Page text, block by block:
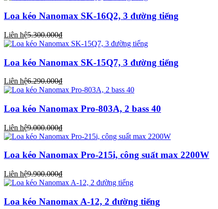
Loa kéo Nanomax SK-16Q2, 3 đường tiếng
Liên hệ5.300.000₫
Loa kéo Nanomax SK-15Q7, 3 đường tiếng
Liên hệ6.290.000₫
Loa kéo Nanomax Pro-803A, 2 bass 40
Liên hệ9.000.000₫
Loa kéo Nanomax Pro-215i, công suất max 2200W
Liên hệ9.900.000₫
Loa kéo Nanomax A-12, 2 đường tiếng